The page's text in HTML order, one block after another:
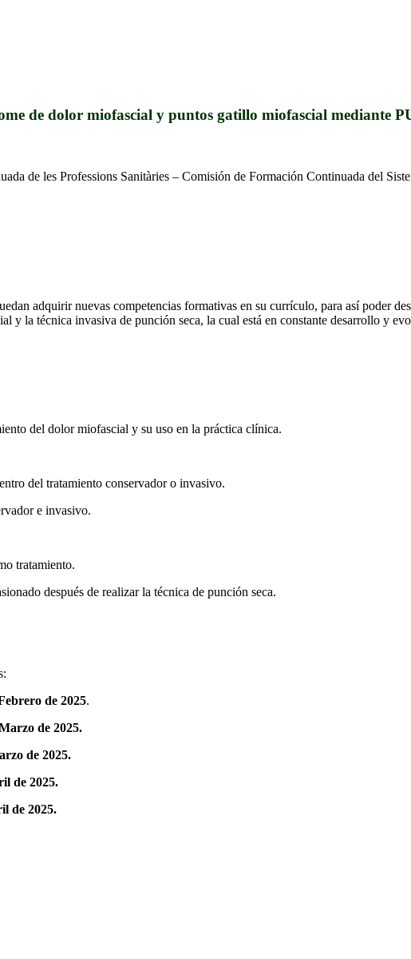
de dolor miofascial y puntos gatillo miofascial mediante
de les Professions Sanitàries – Comisión de Formación Continuada del
adquirir nuevas competencias formativas en su currículo, para así poder
y la técnica invasiva de punción seca, la cual está en constante desarrollo y
del dolor miofascial y su uso en la práctica clínica.
del tratamiento conservador o invasivo.
e invasivo.
tratamiento.
después de realizar la técnica de punción seca.
de 2025.
de 2025.
de 2025.
de 2025.
de 2025.